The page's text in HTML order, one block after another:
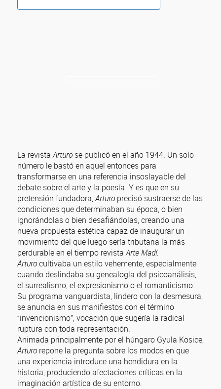
La revistaArturo se publicó en el año 1944. Un solo
número le bastó en aquel entonces para
transformarse en una referencia insoslayable del
debate sobre el arte y la poesía. Y es que en su
pretensión fundadora,Arturo precisó sustraerse de las
condiciones que determinaban su época, o bien
ignorándolas o bien desafiándolas, creando una
nueva propuesta estética capaz de inaugurar un
movimiento del que luego sería tributaria la más
perdurable en el tiempo revistaArte Madí.
Arturocultivaba un estilo vehemente, especialmente
cuando deslindaba su genealogía del psicoanálisis,
el surrealismo, el expresionismo o el romanticismo.
Su programa vanguardista, lindero con la desmesura,
se anuncia en sus manifiestos con el término
“invencionismo”, vocación que sugería la radical
ruptura con toda representación.
Animada principalmente por el húngaro Gyula Kosice,
Arturo repone la pregunta sobre los modos en que
una experiencia introduce una hendidura en la
historia, produciendo afectaciones críticas en la
imaginación artística de su entorno.